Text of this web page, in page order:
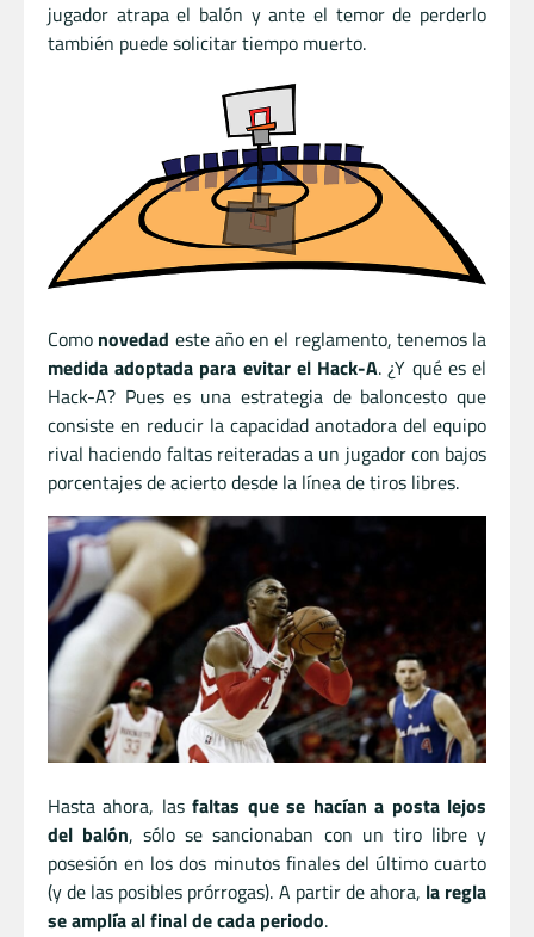
jugador atrapa el balón y ante el temor de perderlo
también puede solicitar tiempo muerto.
Como novedad este año en el reglamento, tenemos la
medida adoptada para evitar el Hack-A. ¿Y qué es el
Hack-A? Pues es una estrategia de baloncesto que
consiste en reducir la capacidad anotadora del equipo
rival haciendo faltas reiteradas a un jugador con bajos
porcentajes de acierto desde la línea de tiros libres.
Hasta ahora, lasfaltas que se hacían a posta lejos
del balón, sólo se sancionaban con un tiro libre y
posesión en los dos minutos finales del último cuarto
(y de las posibles prórrogas). A partir de ahora, la regla
se amplía al final de cada periodo.